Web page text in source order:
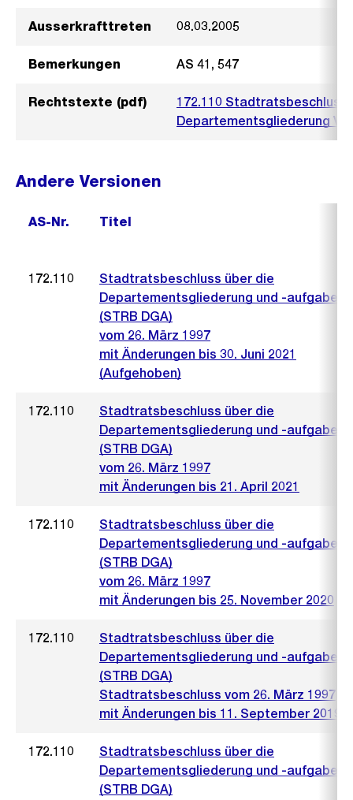
Ausserkrafttreten 08.03.2005
Bemerkungen AS 41, 547
Rechtstexte (pdf)
172.110 Stadtratsbeschluss
Departementsgliederung
Andere Versionen
AS-Nr. Titel
172.110
Stadtratsbeschluss über die
Departementsgliederung und -aufgaben
(STRB DGA)
vom 26. März 1997
mit Änderungen bis 30. Juni 2021
(Aufgehoben)
172.110
Stadtratsbeschluss über die
Departementsgliederung und -aufgaben
(STRB DGA)
vom 26. März 1997
mit Änderungen bis 21. April 2021
172.110
Stadtratsbeschluss über die
Departementsgliederung und -aufgaben
(STRB DGA)
vom 26. März 1997
mit Änderungen bis 25. November 2020
172.110
Stadtratsbeschluss über die
Departementsgliederung und -aufgaben
(STRB DGA)
Stadtratsbeschluss vom 26. März 1997
mit Änderungen bis 11. September 2019
172.110
Stadtratsbeschluss über die
Departementsgliederung und -aufgaben
(STRB DGA)